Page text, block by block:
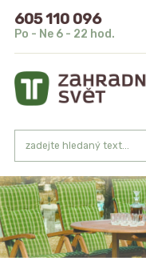
605 110 096
Po - Ne 6 - 22 hod.